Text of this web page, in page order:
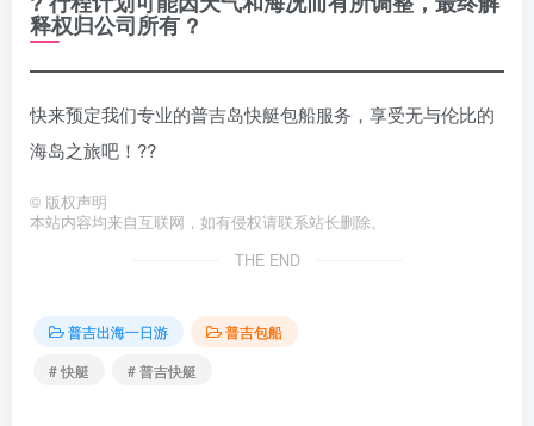
释权归公司所有 ?
快来预定我们专业的普吉岛快艇包船服务，享受无与伦比的
海岛之旅吧！?️?
© 版权声明
本站内容均来自互联网，如有侵权请联系站长删除。
THE END
普吉出海一日游
普吉包船
# 快艇
# 普吉快艇